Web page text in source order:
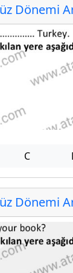
Dönemi
C
Dönemi